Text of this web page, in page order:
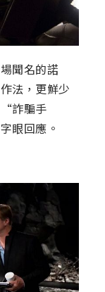
聞名的諾
法，更鮮少
詐騙手
眼回應。